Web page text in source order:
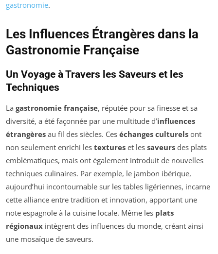
gastronomie.
Les Influences Étrangères dans la
Gastronomie Française
Un Voyage à Travers les Saveurs et les
Techniques
La gastronomie française, réputée pour sa finesse et sa
diversité, a été façonnée par une multitude d’influences
étrangères au fil des siècles. Ces échanges culturels ont
non seulement enrichi les textures et les saveurs des plats
emblématiques, mais ont également introduit de nouvelles
techniques culinaires. Par exemple, le jambon ibérique,
aujourd’hui incontournable sur les tables ligériennes, incarne
cette alliance entre tradition et innovation, apportant une
note espagnole à la cuisine locale. Même les plats
régionaux intègrent des influences du monde, créant ainsi
une mosaïque de saveurs.